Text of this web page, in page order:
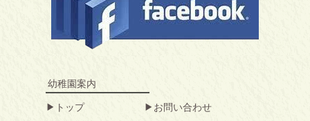
幼稚園案内
トップ
お問い合わせ